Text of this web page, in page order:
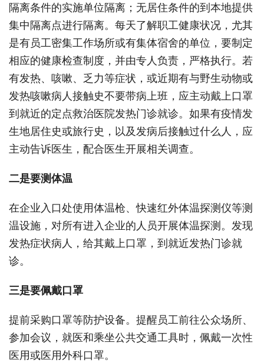
隔离条件的实施单位隔离；无居住条件的到本地提供
集中隔离点进行隔离。每天了解职工健康状况，尤其
是有员工密集工作场所或有集体宿舍的单位，要制定
相应的健康检查制度，并由专人负责，严格执行。若
有发热、咳嗽、乏力等症状，或近期有与野生动物或
发热咳嗽病人接触史不要带病上班，应主动戴上口罩
到就近的定点救治医院发热门诊就诊。如果有疫情发
生地居住史或旅行史，以及发病后接触过什么人，应
主动告诉医生，配合医生开展相关调查。
二是要测体温
在企业入口处使用体温枪、快速红外体温探测仪等测
温设施，对所有进入企业的人员开展体温探测。发现
发热症状病人，给其戴上口罩，到就近发热门诊就
诊。
三是要佩戴口罩
提前采购口罩等防护设备。提醒员工前往公众场所、
参加会议，就医和乘坐公共交通工具时，佩戴一次性
医用或医用外科口罩。